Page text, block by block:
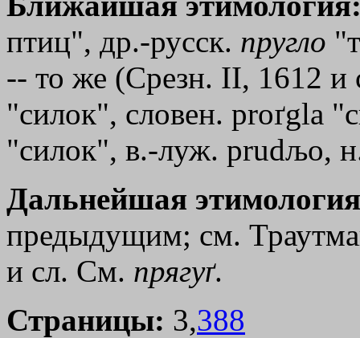
птиц", др.-русск. пругло
-- то же (Срезн. II, 1612 и
"силок", словен. proґgla
"силок", в.-луж. prudљo,
Дальнейшая
предыдущим; см.
и сл. См. прягуґ.
Страницы: 3,388